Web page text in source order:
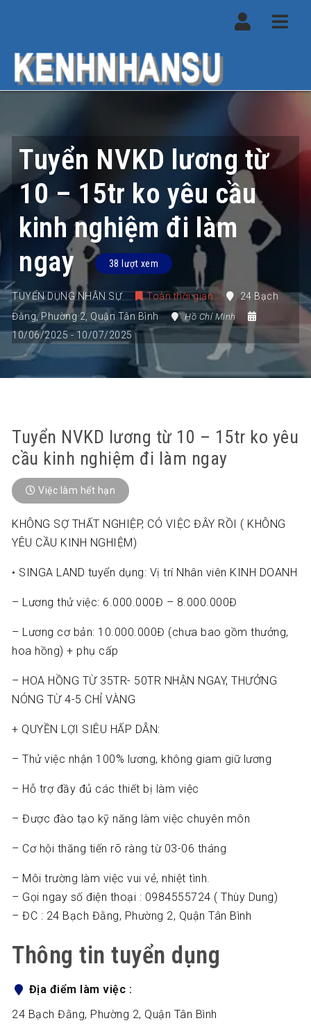
Tuyển NVKD lương từ
10 – 15tr ko yêu cầu
kinh nghiệm đi làm
ngay
38 lượt xem
TUYỂN DỤNG NHÂN SỰ Toàn thời gian
24 Bạch
Đằng, Phường 2, Quận Tân Bình Hồ Chí Minh
10/06/2025 - 10/07/2025
Tuyển NVKD lương từ 10 – 15tr ko yêu
cầu kinh nghiệm đi làm ngay
Việc làm hết hạn
KHÔNG SỢ THẤT NGHIỆP, CÓ VIỆC ĐÂY RỒI ( KHÔNG
YÊU CẦU KINH NGHIỆM)
• SINGA LAND tuyển dụng: Vị trí Nhân viên KINH DOANH
– Lương thử việc: 6.000.000Đ – 8.000.000Đ
– Lương cơ bản: 10.000.000Đ (chưa bao gồm thưởng,
hoa hồng) + phụ cấp
– HOA HỒNG TỪ 35TR- 50TR NHẬN NGAY, THƯỞNG
NÓNG TỪ 4-5 CHỈ VÀNG
+ QUYỀN LỢI SIÊU HẤP DẪN:
– Thử việc nhận 100% lương, không giam giữ lương
– Hỗ trợ đầy đủ các thiết bị làm việc
– Được đào tạo kỹ năng làm việc chuyên môn
– Cơ hội thăng tiến rõ ràng từ 03-06 tháng
– Môi trường làm việc vui vẻ, nhiệt tình.
– Gọi ngay số điện thoại : 0984555724 ( Thùy Dung)
– ĐC : 24 Bạch Đằng, Phường 2, Quận Tân Bình
Thông tin tuyển dụng
Địa điểm làm việc
24 Bạch Đằng, Phường 2, Quận Tân Bình